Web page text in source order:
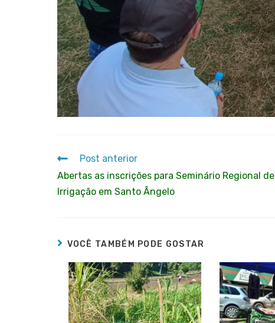
Post anterior
Abertas as inscrições para Seminário Regional de
Irrigação em Santo Ângelo
VOCÊ TAMBÉM PODE GOSTAR